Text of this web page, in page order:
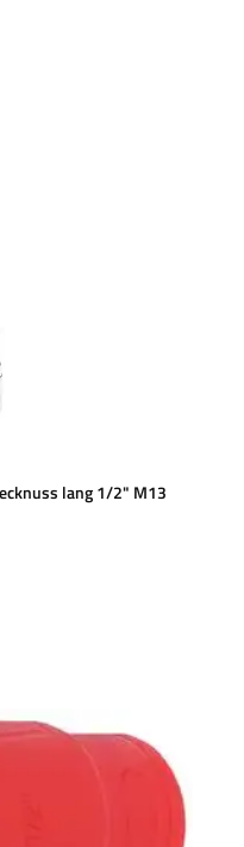
lang 1/2" M13